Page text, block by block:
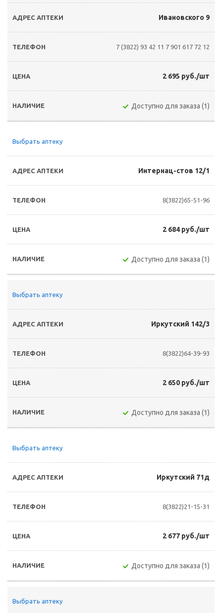
Ивановского 9
7 (3822) 93 42 11 7 901 617 72 12
2 695 руб./шт
Доступно для заказа (1)
Выбрать аптеку
Интернац-стов 12/1
8(3822)65-51-96
2 684 руб./шт
Доступно для заказа (1)
Выбрать аптеку
Иркутский 142/3
8(3822)64-39-93
2 650 руб./шт
Доступно для заказа (1)
Выбрать аптеку
Иркутский 71д
8(3822)21-15-31
2 677 руб./шт
Доступно для заказа (1)
Выбрать аптеку